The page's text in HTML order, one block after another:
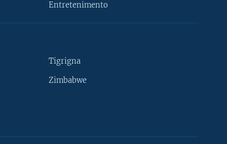
Entretenimento
Tigrigna
Zimbabwe